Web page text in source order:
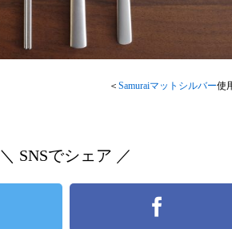
＜ Samuraiマットシルバー使
＼ SNSでシェア ／